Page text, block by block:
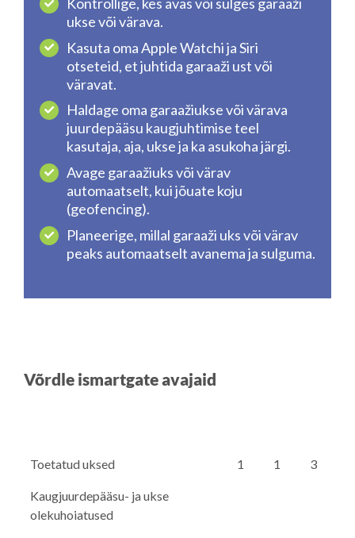
ukse või värava.
Kasuta oma Apple Watchi ja Siri
otseteid, et juhtida garaaži ust või
väravat.
Haldage oma garaažiukse või värava
juurdepääsu kaugjuhtimise teel
kasutaja, aja, ukse ja ka asukoha järgi.
Avage garaažiuks või värav
automaatselt, kui jõuate koju
(geofencing).
Planeerige, millal garaaži uks või värav
peaks automaatselt avanema ja sulguma.
Võrdle ismartgate avajaid
Toetatud uksed 1 1 3
Kaugjuurdepääsu- ja ukse
olekuhoiatused